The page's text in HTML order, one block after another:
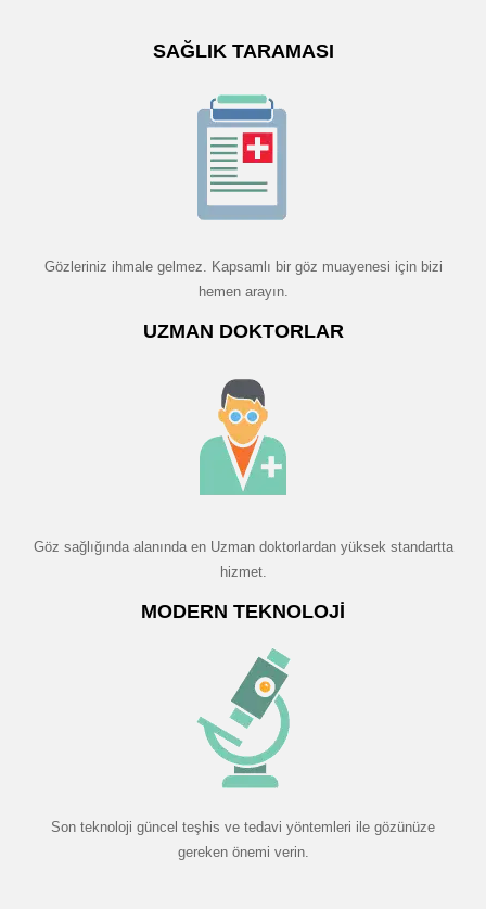
SAĞLIK TARAMASI
Gözleriniz ihmale gelmez. Kapsamlı bir göz muayenesi için bizi
hemen arayın.
UZMAN DOKTORLAR
Göz sağlığında alanında en Uzman doktorlardan yüksek standartta
hizmet.
MODERN TEKNOLOJI
Son teknoloji güncel teşhis ve tedavi yöntemleri ile gözünüze
gereken önemi verin.